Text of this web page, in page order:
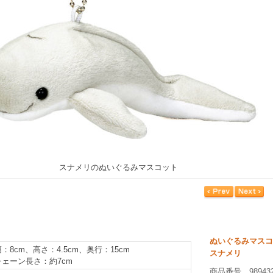
スナメリのぬいぐるみマスコット
：8cm、高さ：4.5cm、奥行：15cm
ェーン長さ：約7cm
ぬいぐるみマス
スナメリ